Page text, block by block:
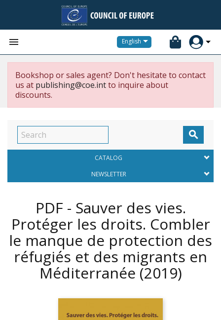
 English
Bookshop or sales agent? Don't hesitate to contact
us at publishing@coe.intto inquire about
discounts.

CATALOG
NEWSLETTER
PDF - Sauver des vies.
Protéger les droits. Combler
le manque de protection des
réfugiés et des migrants en
Méditerranée (2019)